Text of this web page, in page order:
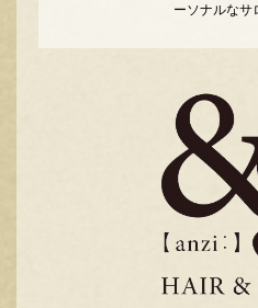
ーソナルなサ